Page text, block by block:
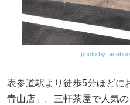
photo by
表参道駅より徒歩5分ほどに
青山店」。三軒茶屋で人気